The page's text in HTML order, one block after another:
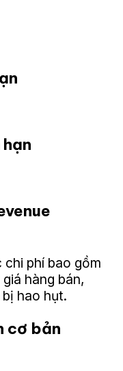
phí bao gồm
hàng bán,
hao hụt.
cơ bản